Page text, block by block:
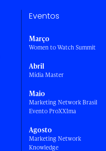
Eventos
Março
Women to Watch Summit
Abril
Mídia Master
Maio
Marketing Network Brasil
Evento ProXXIma
Agosto
Marketing Network
Knowledge